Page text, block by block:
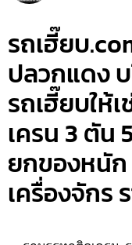
รถเฮี๊ยบ
ปลวกแดง
รถเฮี๊ยบให้
เครน 3 ตัน
ยกของหนั
เครื่องจักร